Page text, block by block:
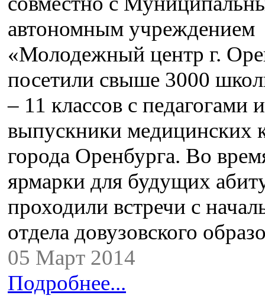
автономным учреждением
«Молодежный центр г.
посетили свыше 3000
– 11 классов с педагогами и
выпускники медицинских
города Оренбурга. Во
ярмарки для будущих
проходили встречи с
отдела довузовского
05 Март 2014
Подробнее...